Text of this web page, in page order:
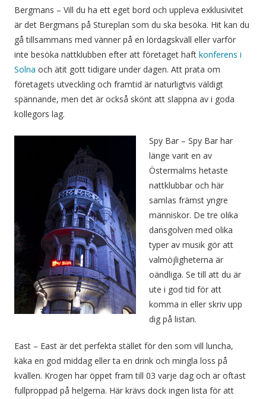
Bergmans – Vill du ha ett eget bord och uppleva exklusivitet
är det Bergmans på Stureplan som du ska besöka. Hit kan du
gå tillsammans med vänner på en lördagskväll eller varför
inte besöka nattklubben efter att företaget haft konferens i
Solna och ätit gott tidigare under dagen. Att prata om
företagets utveckling och framtid är naturligtvis väldigt
spännande, men det är också skönt att slappna av i goda
kollegors lag.
Spy Bar – Spy Bar har
länge varit en av
Östermalms hetaste
nattklubbar och här
samlas främst yngre
människor. De tre olika
dansgolven med olika
typer av musik gör att
valmöjligheterna är
oändliga. Se till att du är
ute i god tid för att
komma in eller skriv upp
dig på listan.
East – East är det perfekta stället för den som vill luncha,
käka en god middag eller ta en drink och mingla loss på
kvällen. Krogen har öppet fram till 03 varje dag och är oftast
fullproppad på helgerna. Här krävs dock ingen lista för att